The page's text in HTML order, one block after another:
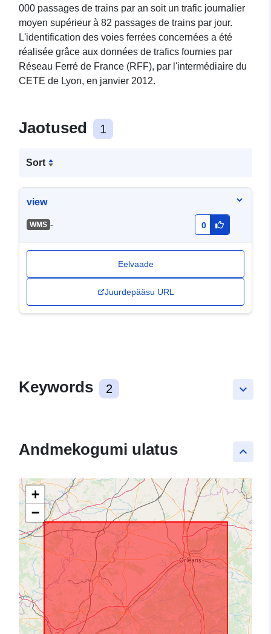
000 passages de trains par an soit un trafic journalier
moyen supérieur à 82 passages de trains par jour.
L'identification des voies ferrées concernées a été
réalisée grâce aux données de trafics fournies par
Réseau Ferré de France (RFF), par l'intermédiaire du
CETE de Lyon, en janvier 2012.
Jaotused 1
Sort
view
WMS - 0
Eelvaade
Juurdepääsu URL
keyboard_arrow_down
Keywords 2
keyboard_arrow_up
Andmekogumi ulatus
+
−